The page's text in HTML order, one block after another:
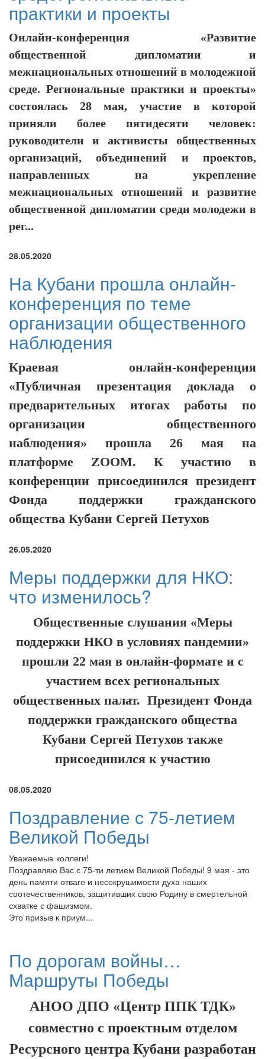
практики и проекты
Онлайн-конференция «Развитие
общественной дипломатии и
межнациональных отношений в молодежной
среде. Региональные практики и проекты»
состоялась 28 мая, участие в которой
приняли более пятидесяти человек:
руководители и активисты общественных
организаций, объединений и проектов,
направленных на укрепление
межнациональных отношений и развитие
общественной дипломатии среди молодежи в
рег...
28.05.2020
На Кубани прошла онлайн-
конференция по теме
организации общественного
наблюдения
Краевая онлайн-конференция
«Публичная презентация доклада о
предварительных итогах работы по
организации общественного
наблюдения» прошла 26 мая на
платформе ZOOM. К участию в
конференции присоединился президент
Фонда поддержки гражданского
общества Кубани Сергей Петухов
26.05.2020
Меры поддержки для НКО:
что изменилось?
Общественные слушания «Меры
поддержки НКО в условиях пандемии»
прошли 22 мая в онлайн-формате и с
участием всех региональных
общественных палат. Президент Фонда
поддержки гражданского общества
Кубани Сергей Петухов также
присоединился к участию
08.05.2020
Поздравление с 75-летием
Великой Победы
Уважаемые коллеги!
Поздравляю Вас с 75-ти летием Великой Победы! 9 мая - это
день памяти отваге и несокрушимости духа наших
соотечественников, защитивших свою Родину в смертельной
схватке с фашизмом.
Это призыв к приум...
По дорогам войны…
Маршруты Победы
АНОО ДПО «Центр ППК ТДК»
совместно с проектным отделом
Ресурсного центра Кубани разработан